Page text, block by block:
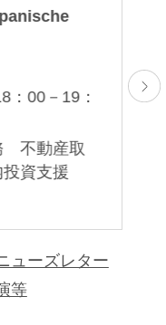
00－19：
不動産取
投資支援
ューズレター
等